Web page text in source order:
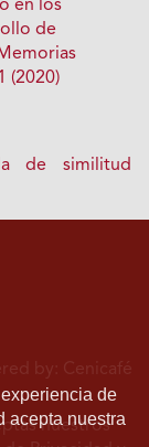
en los
de
Memorias
(2020)
de similitud
de
acepta nuestra
by: Cenicafé
nuestros